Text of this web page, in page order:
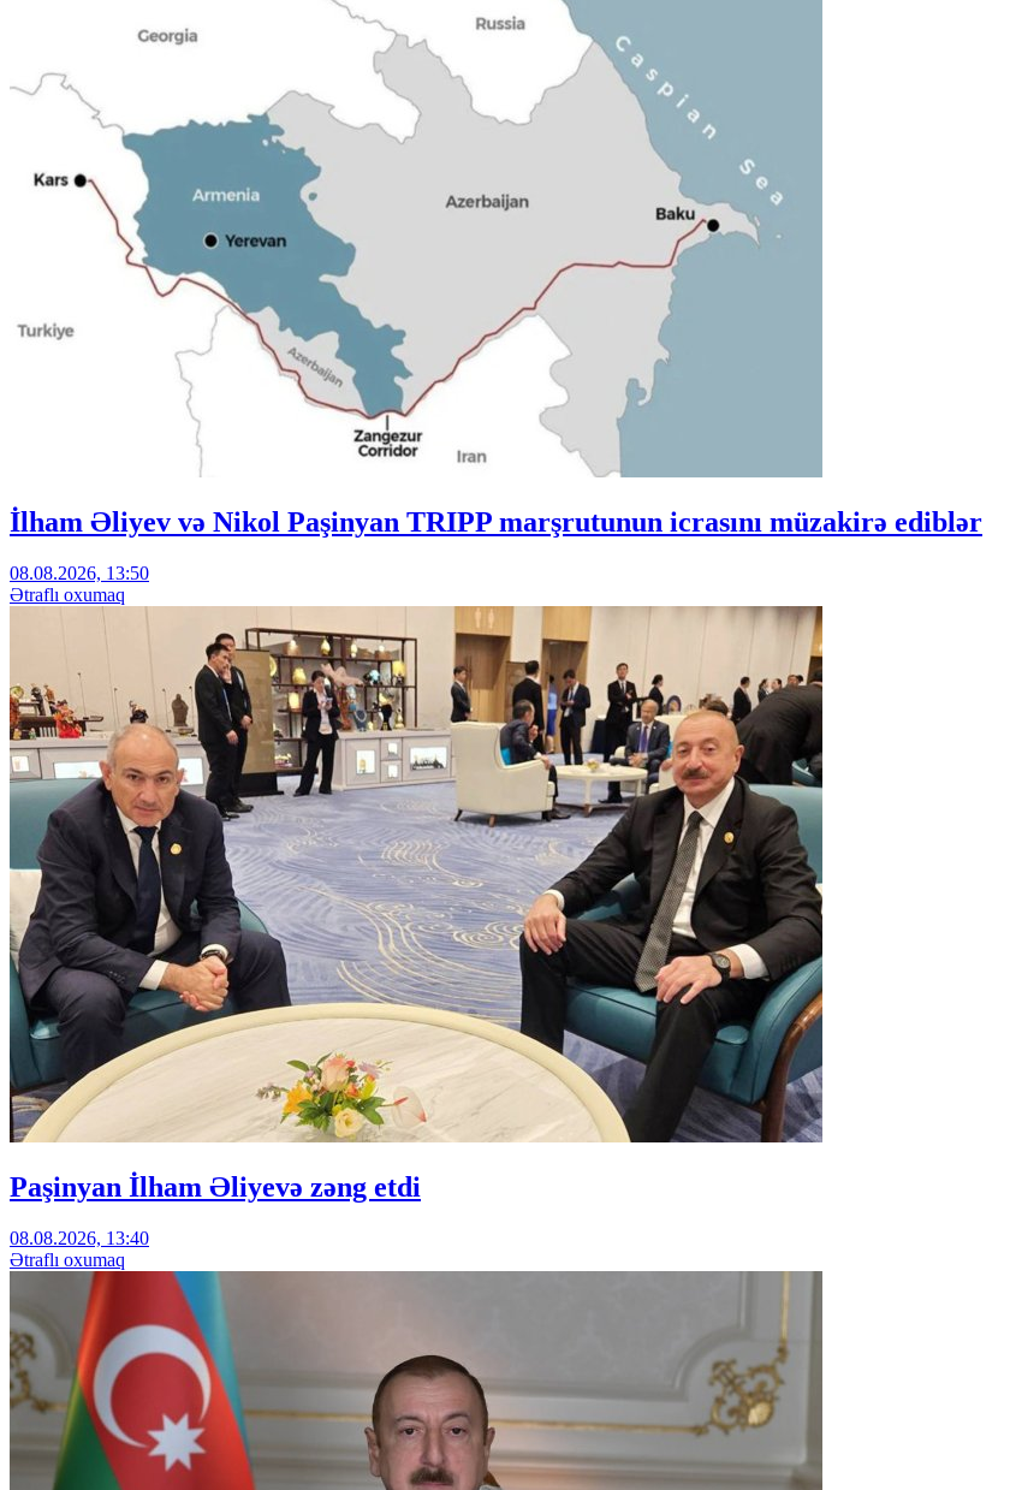
İlham Əliyev və Nikol Paşinyan TRIPP marşrutunun icrasını müzakirə ediblər
08.08.2026, 13:50
Ətraflı oxumaq
Paşinyan İlham Əliyevə zəng etdi
08.08.2026, 13:40
Ətraflı oxumaq